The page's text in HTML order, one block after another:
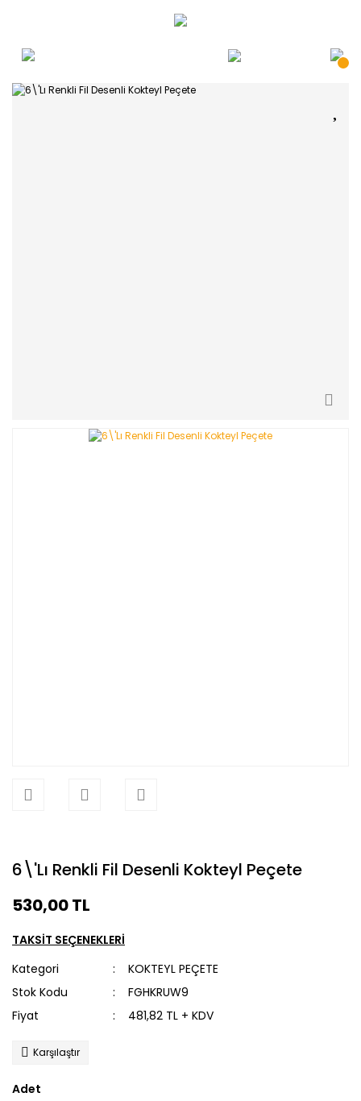
6\'Lı Renkli Fil Desenli Kokteyl Peçete
530,00 TL
TAKSİT SEÇENEKLERİ
Kategori
KOKTEYL PEÇETE
Stok Kodu
FGHKRUW9
Fiyat
481,82 TL + KDV
Karşılaştır
Adet